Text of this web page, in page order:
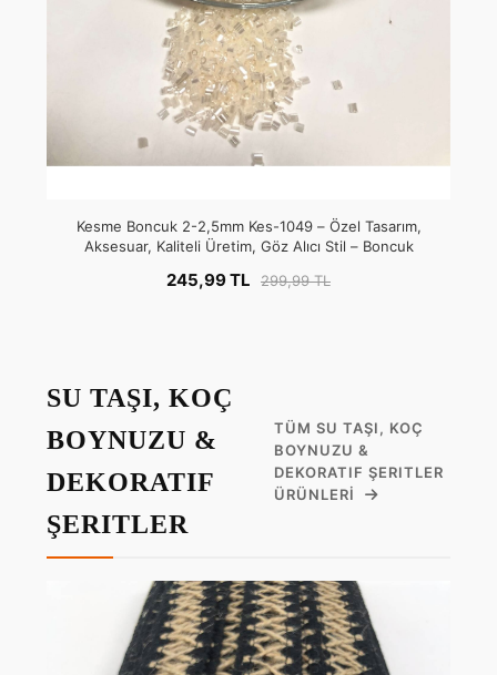
Kesme Boncuk 2-2,5mm Kes-1049 – Özel Tasarım,
Aksesuar, Kaliteli Üretim, Göz Alıcı Stil – Boncuk
245,99 TL 299,99 TL
SU TAŞI, KOÇ
BOYNUZU &
DEKORATIF
ŞERITLER
TÜM SU TAŞI, KOÇ
BOYNUZU &
DEKORATIF ŞERITLER
ÜRÜNLERI